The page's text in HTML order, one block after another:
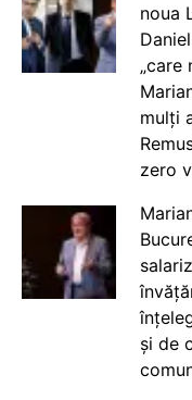
noua
„care
mulți
zero
și de